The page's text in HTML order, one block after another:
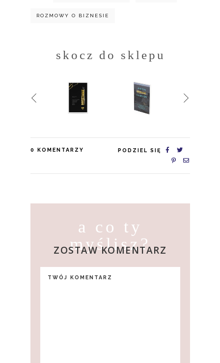
ROZMOWY O BIZNESIE
skocz do sklepu
0 KOMENTARZY PODZIEL SIĘ
a co ty
myślisz?
ZOSTAW KOMENTARZ